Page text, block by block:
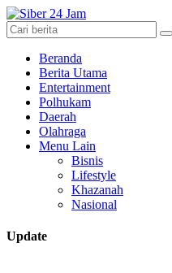
Beranda
Berita Utama
Entertainment
Polhukam
Daerah
Olahraga
Menu Lain
Bisnis
Lifestyle
Khazanah
Nasional
Update